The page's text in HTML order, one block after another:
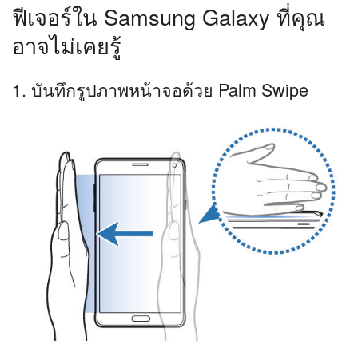
ฟีเจอร์ใน Samsung Galaxy ที่คุณ
อาจไม่เคยรู้
1. บันทึกรูปภาพหน้าจอด้วย Palm Swipe